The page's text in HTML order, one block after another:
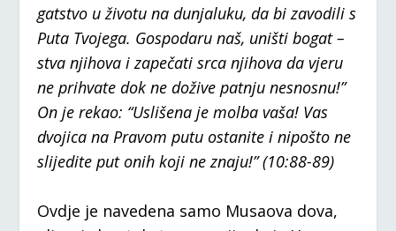
gatstvo u životu na dunjaluku, da bi zavodili s
Puta Tvojega. Gospodaru naš, uništi bogat –
stva njihova i zapečati srca njihova da vjeru
ne prihvate dok ne dožive patnju nesnosnu!”
On je rekao: “Uslišena je molba vaša! Vas
dvojica na Pravom putu ostanite i nipošto ne
slijedite put onih koji ne znaju!” (10:88-89)
Ovdje je navedena samo Musaova dova,